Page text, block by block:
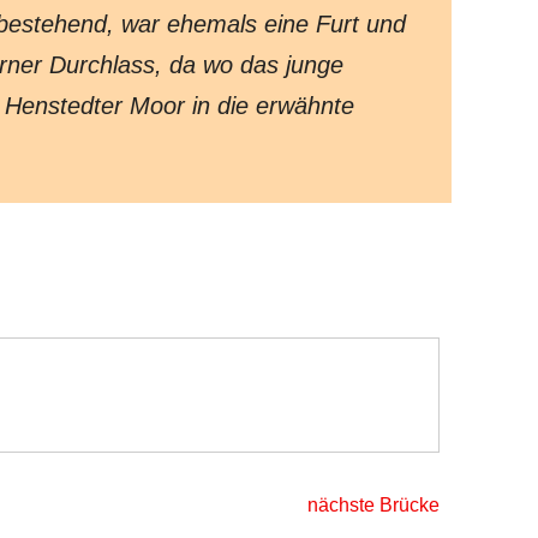
war ehemals eine Furt und
Durchlass, da wo das junge
Moor in die erwähnte
nächste Brücke|